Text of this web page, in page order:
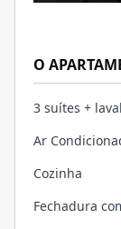
O
3 suítes +
Ar
Cozinha
Fechadura